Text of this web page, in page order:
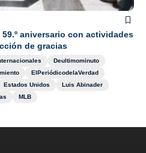
aniversario con actividades
de gracias
Deultimominuto
ElPeriódicodelaVerdad
Estados Unidos
Luis Abinader
MLB